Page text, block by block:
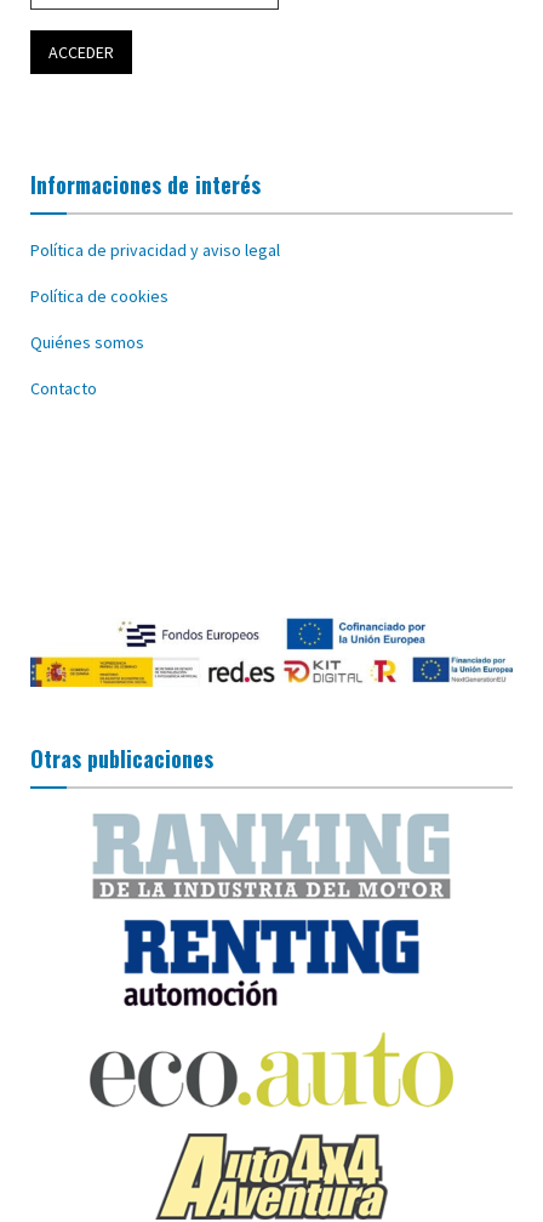
Informaciones de interés
Política de privacidad y aviso legal
Política de cookies
Quiénes somos
Contacto
Otras publicaciones